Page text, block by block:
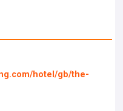
hotel/gb/the-